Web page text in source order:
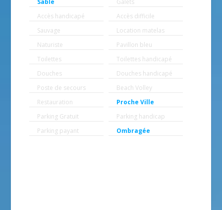
Sable
Galets
Accès handicapé
Accès difficile
Sauvage
Location matelas
Naturiste
Pavillon bleu
Toilettes
Toilettes handicapé
Douches
Douches handicapé
Poste de secours
Beach Volley
Restauration
Proche Ville
Parking Gratuit
Parking handicap
Parking payant
Ombragée